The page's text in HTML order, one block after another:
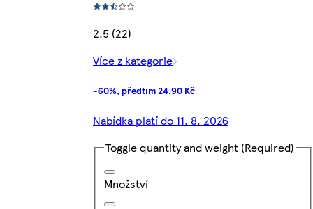
2.5 (22)
Více z kategorie
-60%, předtím 24,90 Kč
Nabídka platí do 11. 8. 2026
Toggle quantity and weight (Required)
Množství